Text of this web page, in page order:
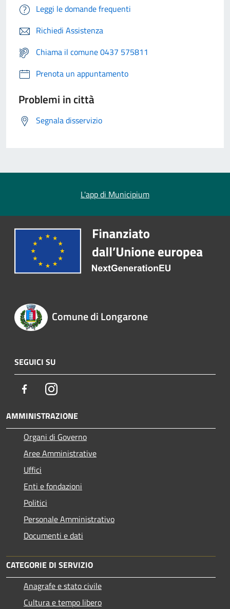
Leggi le domande frequenti
Richiedi Assistenza
Chiama il comune 0437 575811
Prenota un appuntamento
Problemi in città
Segnala disservizio
L'app di Municipium
Comune di Longarone
SEGUICI SU
FacebookInstagram
AMMINISTRAZIONE
Organi di Governo
Aree Amministrative
Uffici
Enti e fondazioni
Politici
Personale Amministrativo
Documenti e dati
CATEGORIE DI SERVIZIO
Anagrafe e stato civile
Cultura e tempo libero